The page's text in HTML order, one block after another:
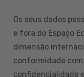
Os seus dados
e fora do Espaço
dimensão
conformidade
confidencialidade